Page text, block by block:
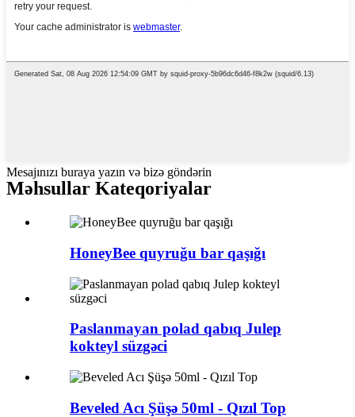
Mesajınızı buraya yazın və bizə göndərin
Məhsullar Kateqoriyalar
HoneyBee quyruğu bar qaşığı
Paslanmayan polad qabıq Julep
kokteyl süzgəci
Beveled Acı Şüşə 50ml - Qızıl Top